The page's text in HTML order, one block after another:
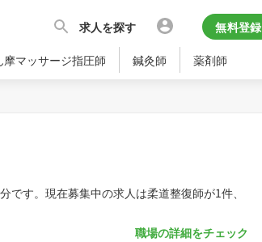
求人を探す 無料登録
摩マッサージ指圧師 鍼灸師 薬剤師
す。現在募集中の求人は柔道整復師が1件、
職場の詳細をチェック